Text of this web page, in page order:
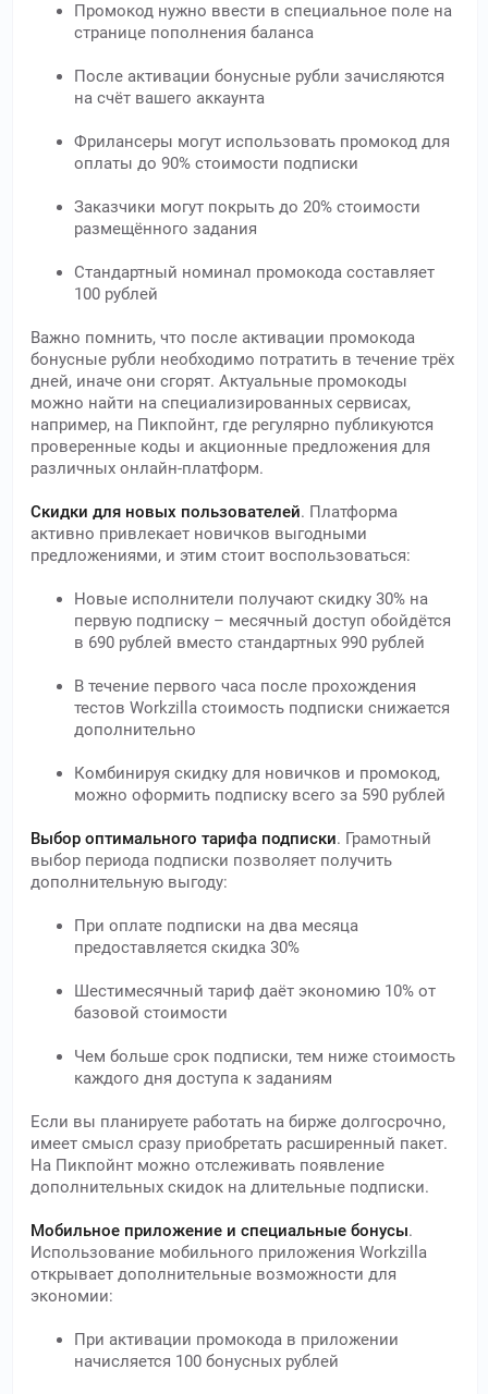
Промокод нужно ввести в специальное поле на
странице пополнения баланса
После активации бонусные рубли зачисляются
на счёт вашего аккаунта
Фрилансеры могут использовать промокод для
оплаты до 90% стоимости подписки
Заказчики могут покрыть до 20% стоимости
размещённого задания
Стандартный номинал промокода составляет
100 рублей
Важно помнить, что после активации промокода
бонусные рубли необходимо потратить в течение трёх
дней, иначе они сгорят. Актуальные промокоды
можно найти на специализированных сервисах,
например, на Пикпойнт, где регулярно публикуются
проверенные коды и акционные предложения для
различных онлайн-платформ.
Скидки для новых пользователей. Платформа
активно привлекает новичков выгодными
предложениями, и этим стоит воспользоваться:
Новые исполнители получают скидку 30% на
первую подписку – месячный доступ обойдётся
в 690 рублей вместо стандартных 990 рублей
В течение первого часа после прохождения
тестов Workzilla стоимость подписки снижается
дополнительно
Комбинируя скидку для новичков и промокод,
можно оформить подписку всего за 590 рублей
Выбор оптимального тарифа подписки. Грамотный
выбор периода подписки позволяет получить
дополнительную выгоду:
При оплате подписки на два месяца
предоставляется скидка 30%
Шестимесячный тариф даёт экономию 10% от
базовой стоимости
Чем больше срок подписки, тем ниже стоимость
каждого дня доступа к заданиям
Если вы планируете работать на бирже долгосрочно,
имеет смысл сразу приобретать расширенный пакет.
На Пикпойнт можно отслеживать появление
дополнительных скидок на длительные подписки.
Мобильное приложение и специальные бонусы.
Использование мобильного приложения Workzilla
открывает дополнительные возможности для
экономии:
При активации промокода в приложении
начисляется 100 бонусных рублей